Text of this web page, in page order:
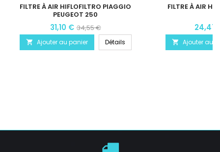
FILTRE À AIR HIFLOFILTRO PIAGGIO
PEUGEOT 250
31,10 € 34,55 €
 Ajouter au panier Détails
FILTRE À AIR
24,47
 Ajouter au